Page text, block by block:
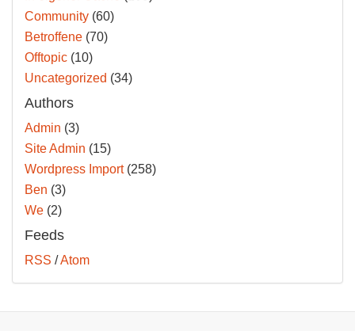
Community (60)
Betroffene (70)
Offtopic (10)
Uncategorized (34)
Authors
Admin (3)
Site Admin (15)
Wordpress Import(258)
Ben (3)
We (2)
Feeds
RSS /Atom